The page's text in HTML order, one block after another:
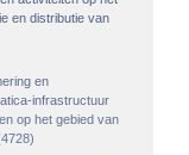
en distributie van
en
infrastructuur
op het gebied van